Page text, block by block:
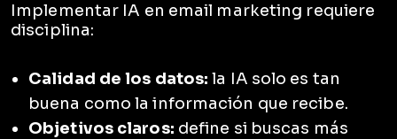
Implementar IA en email marketing requiere
disciplina:
Calidad de los datos: la IA solo es tan
buena como la información que recibe.
Objetivos claros: define si buscas más